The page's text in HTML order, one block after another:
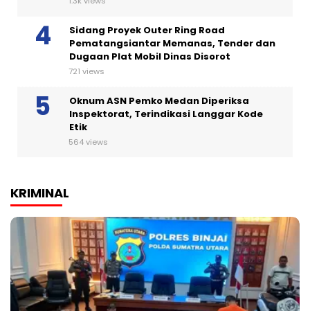
Sidang Proyek Outer Ring Road
Pematangsiantar Memanas, Tender dan
Dugaan Plat Mobil Dinas Disorot
721 views
Oknum ASN Pemko Medan Diperiksa
Inspektorat, Terindikasi Langgar Kode
Etik
564 views
KRIMINAL